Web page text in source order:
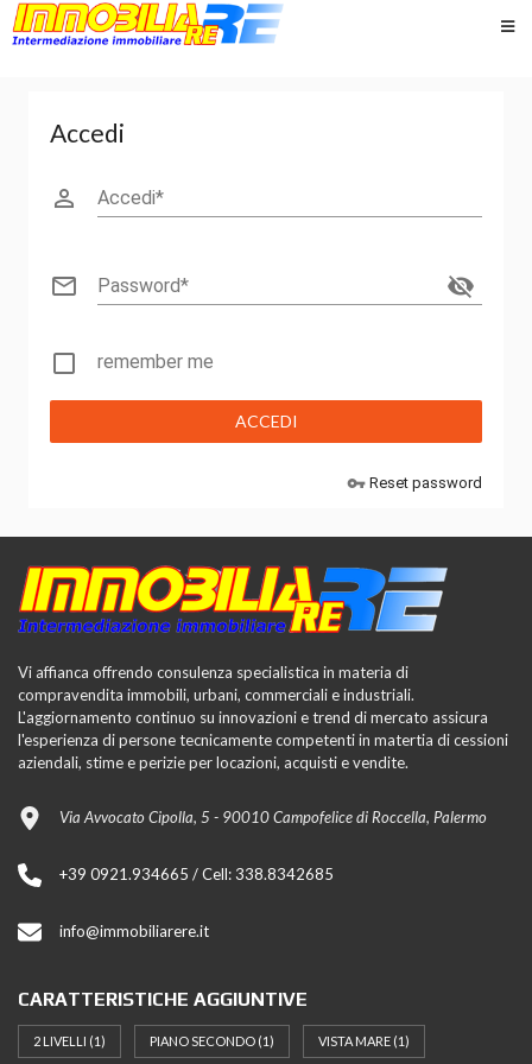
Accedi
Accedi
perm_identity
Password
mail_outline visibility_off
remember me
check_box_outline_blank
ACCEDI
vpn_key Reset password
Vi affianca offrendo consulenza specialistica in materia di
compravendita immobili, urbani, commerciali e industriali.
L'aggiornamento continuo su innovazioni e trend di mercato assicura
l'esperienza di persone tecnicamente competenti in matertia di cessioni
aziendali, stime e perizie per locazioni, acquisti e vendite.
Via Avvocato Cipolla, 5 - 90010 Campofelice di Roccella, Palermo
+39 0921.934665 / Cell: 338.8342685
info@immobiliarere.it
CARATTERISTICHE AGGIUNTIVE
2 LIVELLI (1) PIANO SECONDO (1) VISTA MARE (1)